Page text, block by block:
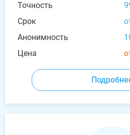
Точность
Срок
Анонимность
Цена